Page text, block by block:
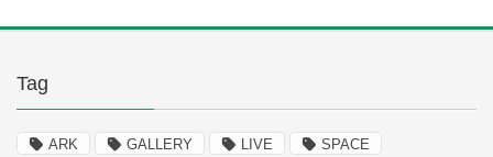
Tag
ARK GALLERY LIVE SPACE